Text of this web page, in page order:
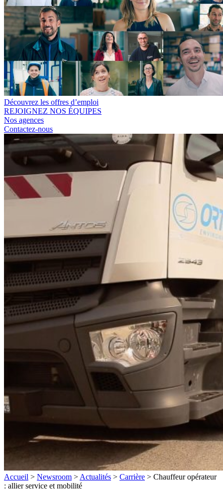
Découvrez les offres d’emploi
REJOIGNEZ NOS ÉQUIPES
Nos agences
Contactez-nous
Accueil > Newsroom > Actualités > Carrière > Chauffeur opérateur
: allier service et mobilité